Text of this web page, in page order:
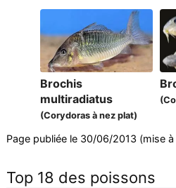
Brochis
multiradiatus
(Corydoras à nez plat)
Page publiée le 30/06/2013 (mise
Top 18 des poissons